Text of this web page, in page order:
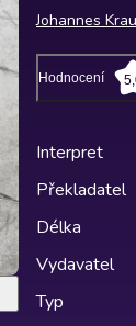
Johannes
Hodnocení
Interpret
Překladatel
Délka
Vydavatel
Typ